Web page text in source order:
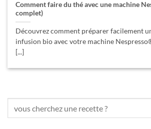
Comment faire du thé avec une machine
complet)
Découvrez comment préparer facilement
infusion bio avec votre machine
[...]